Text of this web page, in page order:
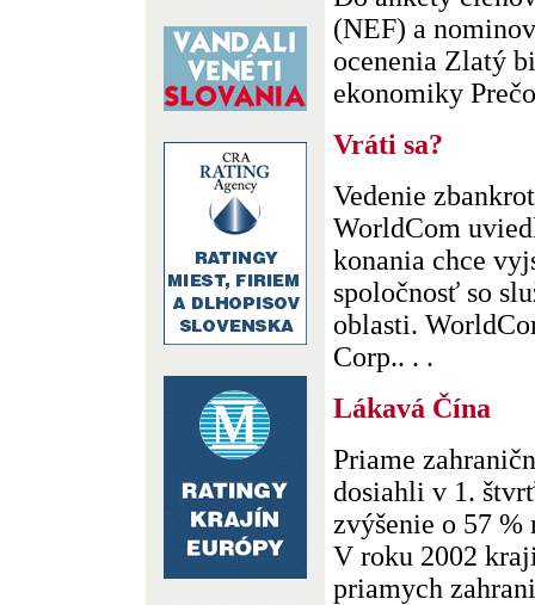
(NEF) a
ocenenia Zlatý
ekonomiky
Vráti sa?
Vedenie
WorldCom
konania chce
spoločnosť so
oblasti.
Corp.. . .
Lákavá Čína
Priame
dosiahli v 1.
zvýšenie o 57 %
V roku 2002
priamych